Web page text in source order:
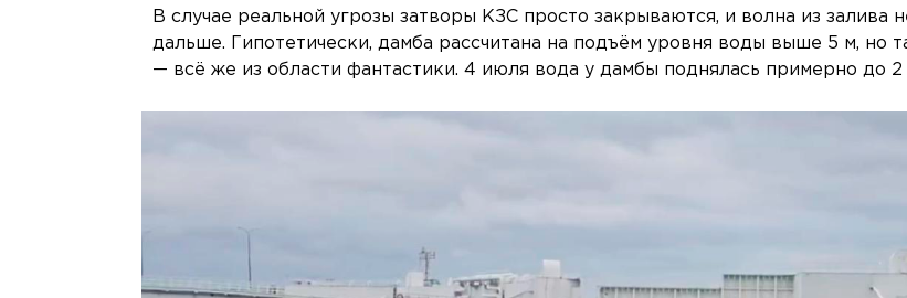
В случае реальной угрозы затворы КЗС просто закрываются, и волна из залива
дальше. Гипотетически, дамба рассчитана на подъём уровня воды выше 5 м, но
— всё же из области фантастики. 4 июля вода у дамбы поднялась примерно до 2